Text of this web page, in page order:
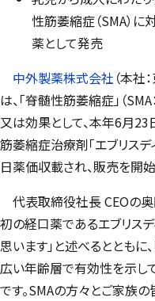
性筋萎縮症（SMA）
薬として発売
中外製薬株式会社 （本社
は、「脊髄性筋萎縮症」（
又は効果として、本年6月
筋萎縮症治療剤「エブリスデ
日薬価収載され、販売を開
代表取締役社長 CEOの奥
初の経口薬であるエブリス
思います」と述べるとともに
広い年齢層で有効性を示し
です。SMAの方々とご家族